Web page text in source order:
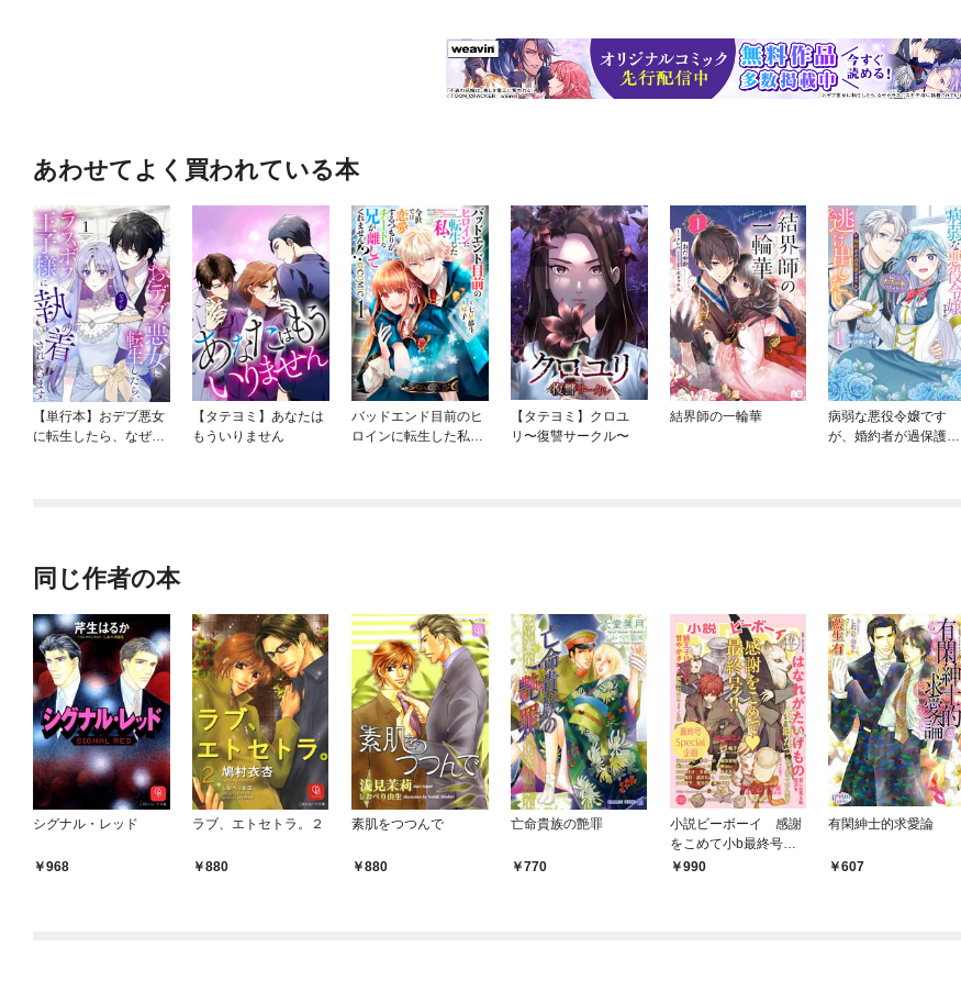
あわせてよく買われている本
【単行本】おデブ悪女
に転生したら、なぜか
【タテヨミ】あなたは
もういりません
バッドエンド目前のヒ
ロインに転生した私、
【タテヨミ】クロユ
リ〜復讐サークル〜
結界師の一輪華
病弱な悪役令嬢です
が、婚約者が過保護す
同じ作者の本
シグナル・レッド
968
ラブ、エトセトラ。２
880
素肌をつつんで
880
亡命貴族の艶罪
770
小説ビーボーイ 感謝
をこめて小b最終号（2
022年春号）
990
有閑紳士的求愛論
607